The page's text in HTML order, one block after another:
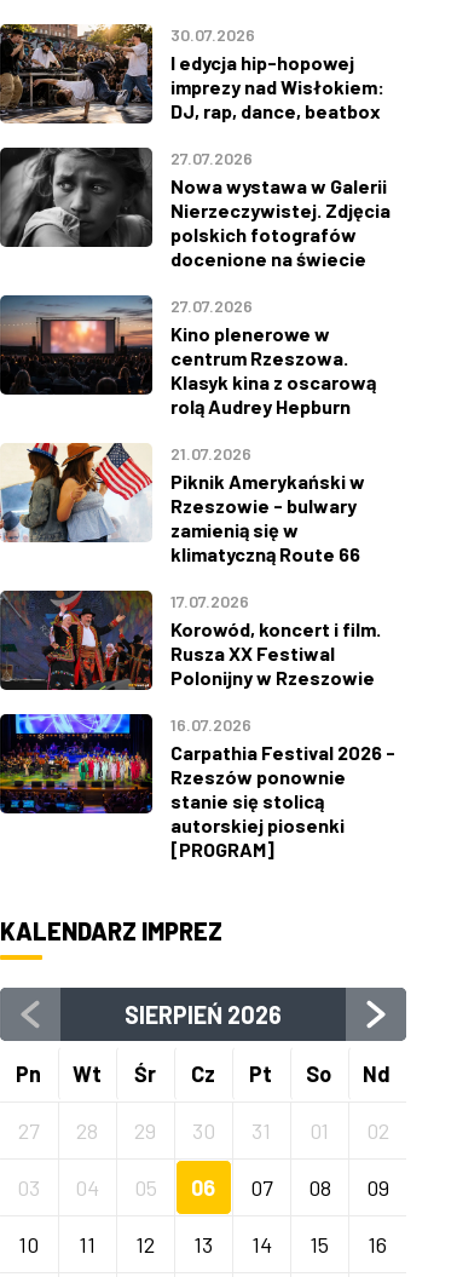
WTOREK
11
SIERPNIA
ŚRODA
12
30.07.2026
I edycja hip-hopowej
imprezy nad Wisłokiem:
DJ, rap, dance, beatbox
27.07.2026
Nowa wystawa w Galerii
Nierzeczywistej. Zdjęcia
polskich fotografów
docenione na świecie
27.07.2026
Kino plenerowe w
centrum Rzeszowa.
Klasyk kina z oscarową
rolą Audrey Hepburn
21.07.2026
Piknik Amerykański w
Rzeszowie - bulwary
zamienią się w
klimatyczną Route 66
17.07.2026
Korowód, koncert i film.
Rusza XX Festiwal
Polonijny w Rzeszowie
16.07.2026
Carpathia Festival 2026 -
Rzeszów ponownie
stanie się stolicą
autorskiej piosenki
[PROGRAM]
KALENDARZ IMPREZ
SIERPIEŃ 2026
Pn Wt Śr Cz Pt So Nd
27 28 29 30 31 01 02
03 04 05 06 07 08 09
10 11 12 13 14 15 16